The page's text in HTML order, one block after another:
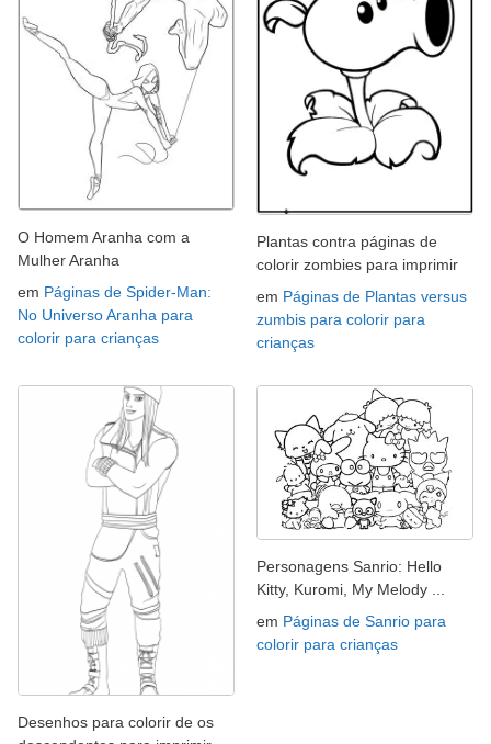
O Homem Aranha com a
Mulher Aranha
em Páginas de Spider-Man:
No Universo Aranha para
colorir para crianças
Plantas contra páginas de
colorir zombies para imprimir
em Páginas de Plantas versus
zumbis para colorir para
crianças
Desenhos para colorir de os
Personagens Sanrio: Hello
Kitty, Kuromi, My Melody ...
em Páginas de Sanrio para
colorir para crianças